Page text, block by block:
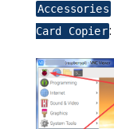
Accessories
Card Copier: